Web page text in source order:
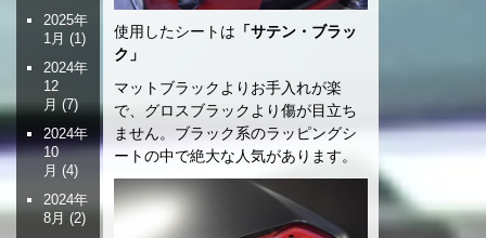
使用したシートは 「サテン・ブラッ
ク」
マットブラックよりお手入れが楽
で、グロスブラックより傷が目立ち
ません。ブラック系のラッピングシ
ートの中で絶大な人気があります。
2025年
1月 (1)
2024年
12
月 (7)
2024年
10
月 (4)
2024年
8月 (2)